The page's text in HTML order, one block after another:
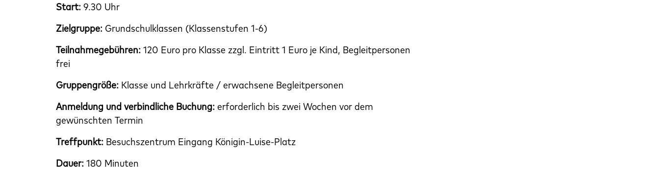
Start: 9.30 Uhr
Zielgruppe: Grundschulklassen (Klassenstufen 1-6)
Teilnahmegebühren: 120 Euro pro Klasse zzgl. Eintritt 1 Euro je Kind, Begleitpersonen
frei
Gruppengröße: Klasse und Lehrkräfte / erwachsene Begleitpersonen
Anmeldung und verbindliche Buchung: erforderlich bis zwei Wochen vor dem
gewünschten Termin
Treffpunkt: Besuchszentrum Eingang Königin-Luise-Platz
Dauer: 180 Minuten